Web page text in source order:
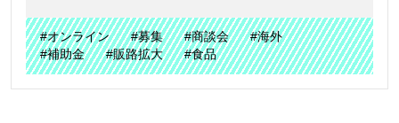
#オンライン #募集 #商談会
#海外
#補助金
#販路拡大 #食品